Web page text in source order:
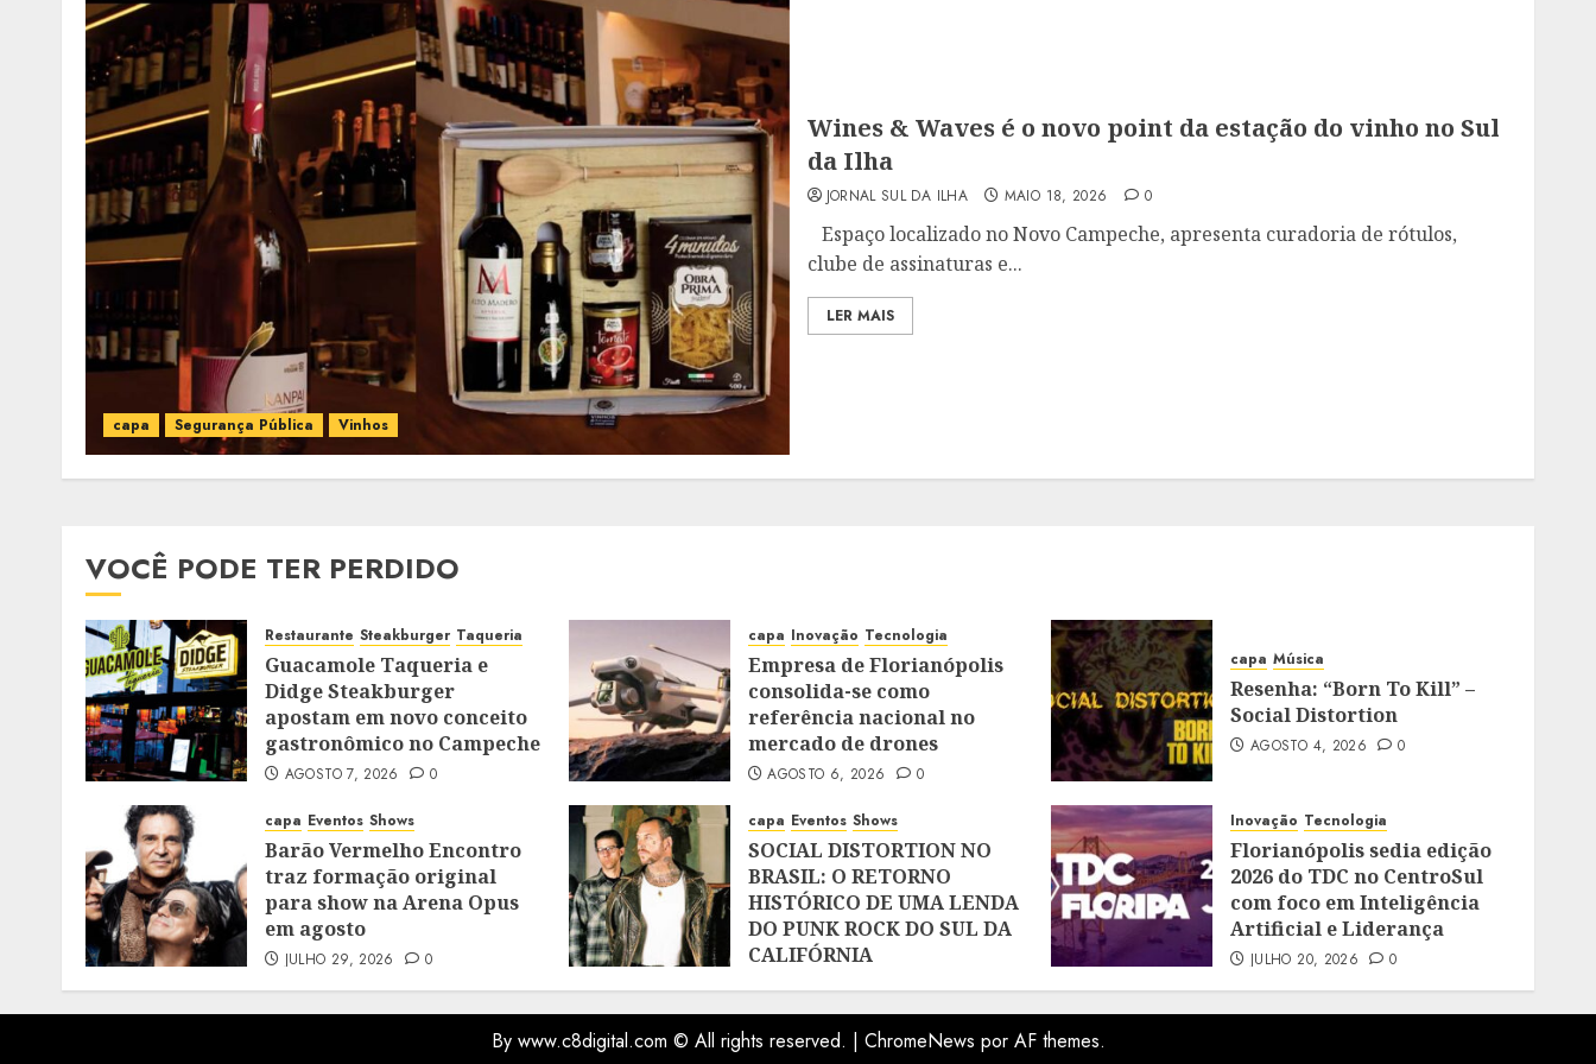
capa Segurança Pública Vinhos
Wines & Waves é o novo point da estação do vinho no Sul
da Ilha
JORNAL SUL DA ILHA MAIO 18, 2026 0
Espaço localizado no Novo Campeche, apresenta curadoria de rótulos,
clube de assinaturas e...
LER MAIS
VOCÊ PODE TER PERDIDO
Restaurante Steakburger Taqueria
Guacamole Taqueria e
Didge Steakburger
apostam em novo conceito
gastronômico no Campeche
AGOSTO 7, 2026 0
capa Inovação Tecnologia
Empresa de Florianópolis
consolida-se como
referência nacional no
mercado de drones
AGOSTO 6, 2026 0
capa Música
Resenha: “Born To Kill” –
Social Distortion
AGOSTO 4, 2026 0
capa Eventos Shows
Barão Vermelho Encontro
traz formação original
para show na Arena Opus
em agosto
JULHO 29, 2026 0
capa Eventos Shows
SOCIAL DISTORTION NO
BRASIL: O RETORNO
HISTÓRICO DE UMA LENDA
DO PUNK ROCK DO SUL DA
CALIFÓRNIA
JULHO 28, 2026 0
Inovação Tecnologia
Florianópolis sedia edição
2026 do TDC no CentroSul
com foco em Inteligência
Artificial e Liderança
JULHO 20, 2026 0
By www.c8digital.com © All rights reserved. | ChromeNews por AF themes.